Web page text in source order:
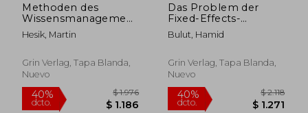
Methoden des
Wissensmanagements.
Storytelling anhand
der Seestadt Aspern
Hesik, Martin
Grin Verlag, Tapa Blanda,
Nuevo
Das Problem der
Fixed-Effects-
Heterogenität.
Systematische
heterogene
Effektstärken in
Modellen (en
Alemán)
Bulut, Hamid
Grin Verlag, Tapa Blanda,
Nuevo